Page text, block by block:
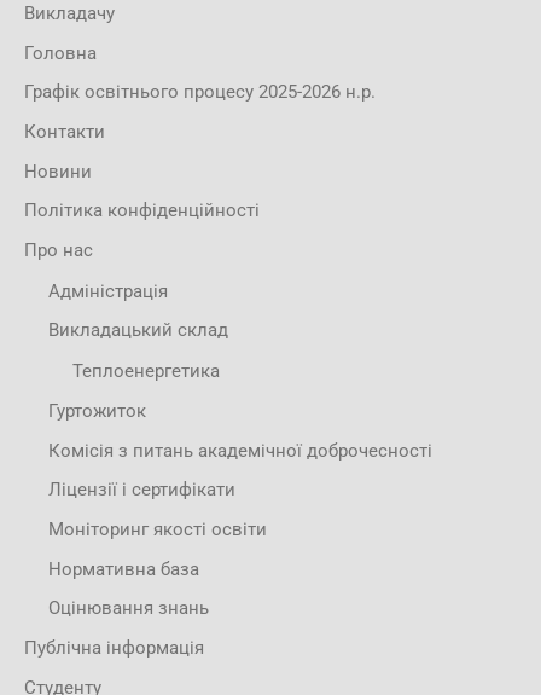
Викладачу
Головна
Графік освітнього процесу 2025-2026 н.р.
Контакти
Новини
Політика конфіденційності
Про нас
Адміністрація
Викладацький склад
Теплоенергетика
Гуртожиток
Комісія з питань академічної доброчесності
Ліцензії і сертифікати
Моніторинг якості освіти
Нормативна база
Оцінювання знань
Публічна інформація
Студенту